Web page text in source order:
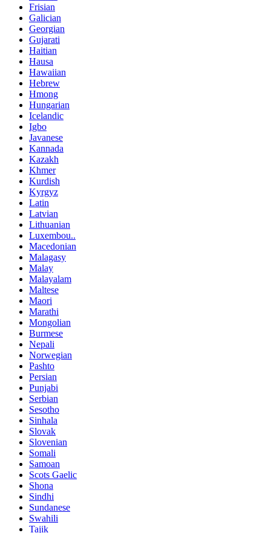
Frisian
Galician
Georgian
Gujarati
Haitian
Hausa
Hawaiian
Hebrew
Hmong
Hungarian
Icelandic
Igbo
Javanese
Kannada
Kazakh
Khmer
Kurdish
Kyrgyz
Latin
Latvian
Lithuanian
Luxembou..
Macedonian
Malagasy
Malay
Malayalam
Maltese
Maori
Marathi
Mongolian
Burmese
Nepali
Norwegian
Pashto
Persian
Punjabi
Serbian
Sesotho
Sinhala
Slovak
Slovenian
Somali
Samoan
Scots Gaelic
Shona
Sindhi
Sundanese
Swahili
Tajik